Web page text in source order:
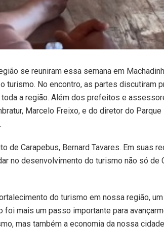
se reuniram essa semana em
turismo. No encontro, as partes discutiram
a região. Além dos prefeitos e
Marcelo Freixo, e do diretor do
de Carapebus, Bernard Tavares. Em suas
no desenvolvimento do turismo não só de
do turismo em nossa região,
foi mais um passo importante para
mas também a economia da nossa